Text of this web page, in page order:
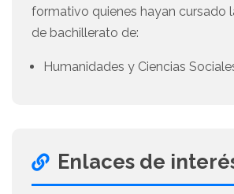
formativo quienes hayan cursado
de bachillerato de:
Humanidades y Ciencias
Enlaces de